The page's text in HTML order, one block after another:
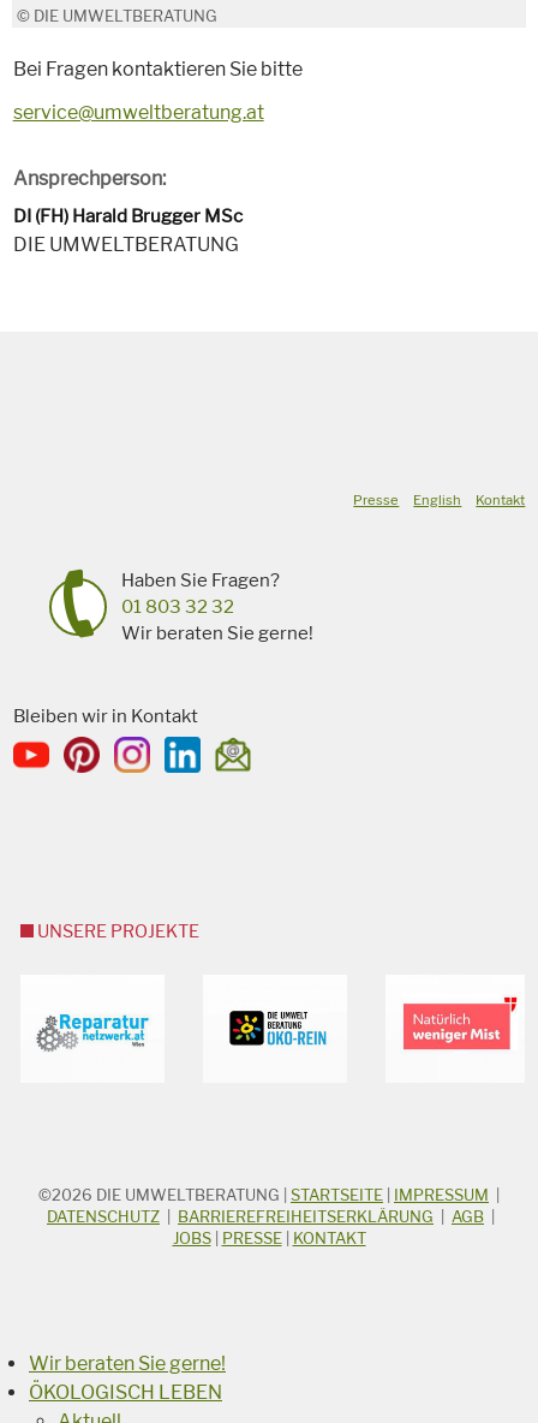
© DIE UMWELTBERATUNG
Bei Fragen kontaktieren Sie bitte
service@umweltberatung.at
Ansprechperson:
DI (FH) Harald Brugger MSc
DIE UMWELTBERATUNG
Presse English Kontakt
Haben Sie Fragen?
01 803 32 32
Wir beraten Sie gerne!
Bleiben wir in Kontakt
UNSERE PROJEKTE
STICHWORTSUCHE
Suchbegriff
©2026 DIE UMWELTBERATUNG STARTSEITE IMPRESSUM
DATENSCHUTZ
BARRIEREFREIHEITSERKLÄRUNG AGB
JOBS| PRESSE| KONTAKT
Wir beraten Sie gerne!
ÖKOLOGISCH LEBEN